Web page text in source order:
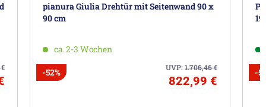
€
pianura Giulia Drehtür mit Seitenwand 90 x
90 cm
ca. 2-3 Wochen
UVP:1.706,46€
-52%
822,99 €
-